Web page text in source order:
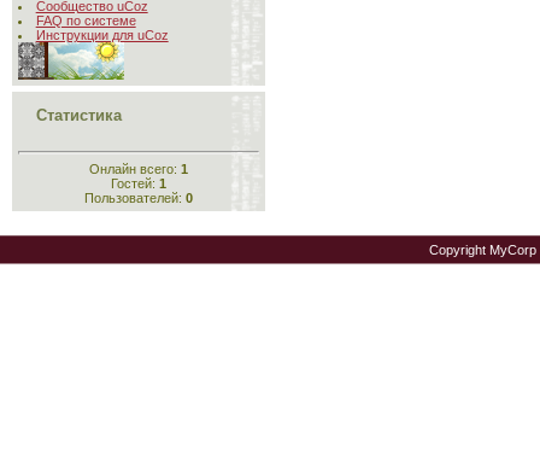
Сообщество uCoz
FAQ по системе
Инструкции для uCoz
Статистика
Онлайн всего: 1
Гостей: 1
Пользователей: 0
Copyright MyCorp